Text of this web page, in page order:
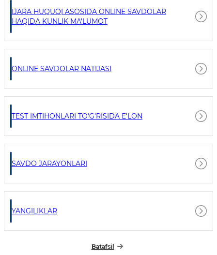
IJARA HUQUQI ASOSIDA ONLINE SAVDOLAR
HAQIDA KUNLIK MA'LUMOT
ONLINE SAVDOLAR NATIJASI
TEST IMTIHONLARI TO'G'RISIDA E'LON
SAVDO JARAYONLARI
YANGILIKLAR
Batafsil